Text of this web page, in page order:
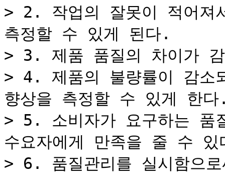
> 2. 작업의 잘못이 적어져
측정할 수 있게 된다.
> 3. 제품 품질의 차이가
> 4. 제품의 불량률이 감소
향상을 측정할 수 있게 한
> 5. 소비자가 요구하는 품
수요자에게 만족을 줄 수
> 6. 품질관리를 실시함으